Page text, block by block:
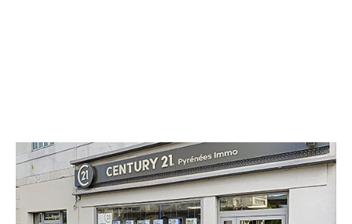
CENTURY 21 Pyrénées Immo
10 avenue François Mitterrand
ST GAUDENS - 31800